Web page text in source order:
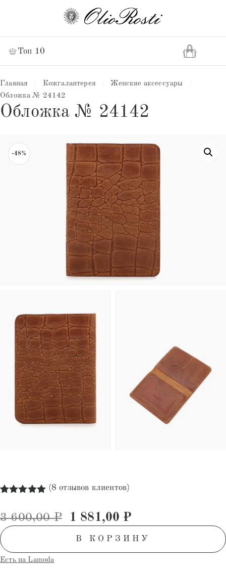
Топ 10
Главная Кожгалантерея Женские аксессуары
Обложка № 24142
Обложка № 24142
-48%
на основе
опроса
пользователей
(8 отзывов клиентов)
3 600,00₽ Первоначальная цена
1 881,00 ₽
В КОРЗИНУ
Есть на Lamoda